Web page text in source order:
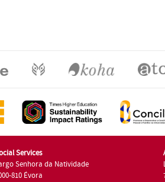
Services
Senhora da Natividade
810 Évora